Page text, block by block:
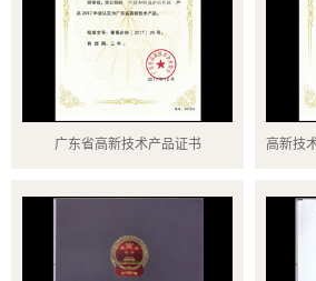
广东省高新技术产品证书